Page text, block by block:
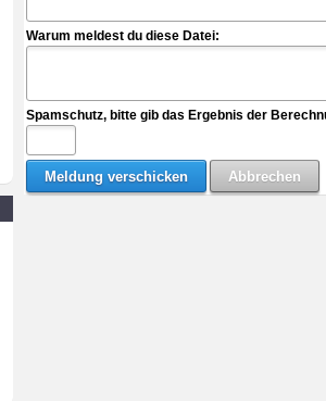
Warum meldest du diese Datei:
Spamschutz, bitte gib das Ergebnis der